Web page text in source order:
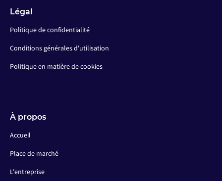
Légal
Politique de confidentialité
Conditions générales d'utilisation
Politique en matière de cookies
À propos
Accueil
Place de marché
L'entreprise